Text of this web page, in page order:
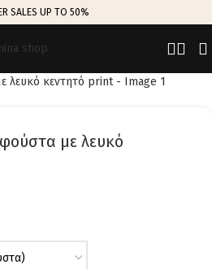
SALES UP TO 50%
με λευκό